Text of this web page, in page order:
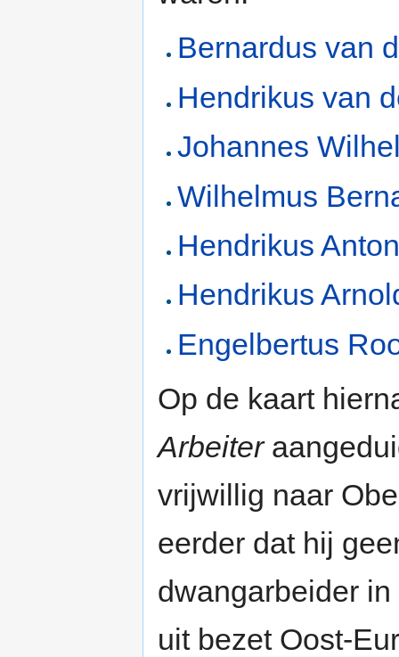
Bernardus van
Hendrikus van
Johannes
Wilhelmus
Hendrikus
Hendrikus
Engelbertus
Op de kaart
Arbeiter
vrijwillig naar
eerder dat hij
dwangarbeider
uit bezet Oost-